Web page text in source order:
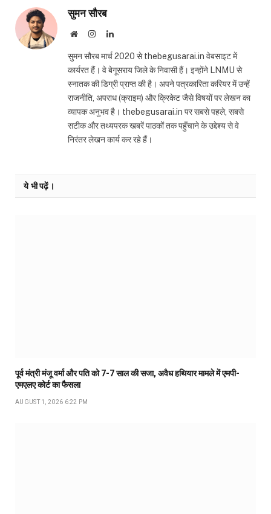
सुमन सौरब
WebsiteInstagramLinkedIn
सुमन सौरब मार्च 2020 से thebegusarai.in वेबसाइट में
कार्यरत हैं। वे बेगूसराय जिले के निवासी हैं। इन्होंने LNMU से
स्नातक की डिग्री प्राप्त की है। अपने पत्रकारिता करियर में उन्हें
राजनीति, अपराध (क्राइम) और क्रिकेट जैसे विषयों पर लेखन का
व्यापक अनुभव है। thebegusarai.in पर सबसे पहले, सबसे
सटीक और तथ्यपरक खबरें पाठकों तक पहुँचाने के उद्देश्य से वे
निरंतर लेखन कार्य कर रहे हैं।
ये भी पढ़ें।
पूर्व मंत्री मंजू वर्मा और पति को 7-7 साल की सजा, अवैध हथियार मामले में एमपी-
एमएलए कोर्ट का फैसला
AUGUST 1, 2026 6:22 PM